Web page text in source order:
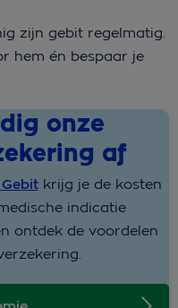
zijn gebit regelmatig.
hem én bespaar je
onze
af
krijg je de kosten
indicatie
ontdek de voordelen